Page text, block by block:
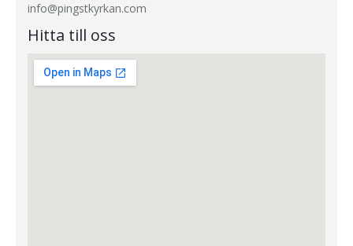
19
info@pingstkyrkan.com
Hitta till oss